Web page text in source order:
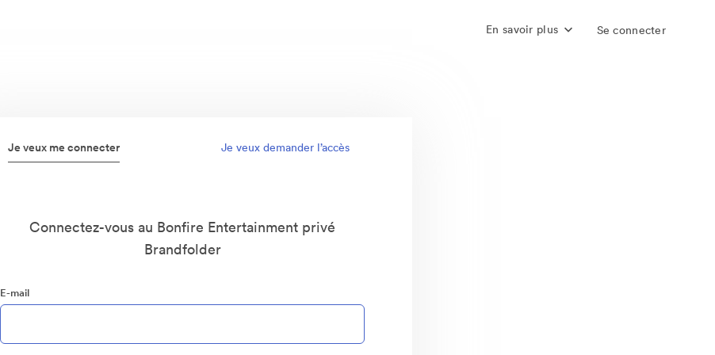
En savoir plus Se connecter
Je veux me connecter Je veux demander l’accès
Connectez-vous au Bonfire Entertainment privé
Brandfolder
E-mail